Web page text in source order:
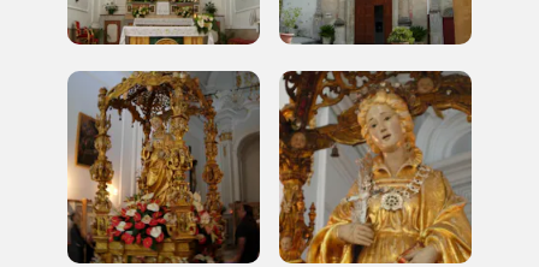
2010, 2012, 2016, 2018, 2020, 2022
Registrati alla newsletter
Accedi alle informazioni per te più interessanti,